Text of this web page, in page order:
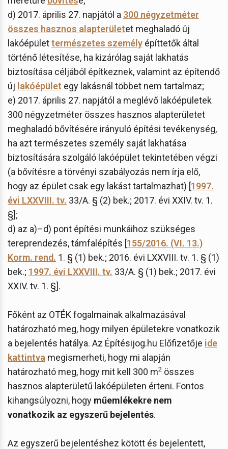
d) 2017. április 27. napjától a 300 négyzetméter
összes hasznos alapterületet meghaladó új
lakóépülettermészetes személy építtetők által
történő létesítése, ha kizárólag saját lakhatás
biztosítása céljából építkeznek, valamint az építendő
új lakóépület egy lakásnál többet nem tartalmaz;
e) 2017. április 27. napjától a meglévő lakóépületek
300 négyzetméter összes hasznos alapterületet
meghaladó bővítésére irányuló építési tevékenység,
ha azt természetes személy saját lakhatása
biztosítására szolgáló lakóépület tekintetében végzi
(a bővítésre a törvényi szabályozás nem írja elő,
hogy az épület csak egy lakást tartalmazhat) [1997.
évi LXXVIII. tv. 33/A. § (2) bek.; 2017. évi XXIV. tv. 1.
§];
d) az a)–d) pont építési munkáihoz szükséges
tereprendezés, támfalépítés [155/2016. (VI. 13.)
Korm. rend. 1. § (1) bek.; 2016. évi LXXVIII. tv. 1. § (1)
bek.; 1997. évi LXXVIII. tv. 33/A. § (1) bek.; 2017. évi
XXIV. tv. 1. §].
Főként az OTÉK fogalmainak alkalmazásával
határozható meg, hogy milyen épületekre vonatkozik
a bejelentés hatálya. Az Építésijog.hu Előfizetője ide
kattintva megismerheti, hogy mi alapján
határozható meg, hogy mit kell 300 m2 összes
hasznos alapterületű lakóépületen érteni. Fontos
kihangsúlyozni, hogy műemlékekre nem
vonatkozik az egyszerű bejelentés.
Az egyszerű bejelentéshez kötött és bejelentett,